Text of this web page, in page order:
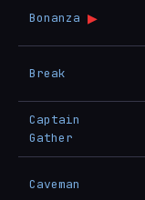
Bonanza ▶
Break
Captain
Gather
Caveman